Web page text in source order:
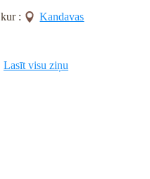
kur :
Kandavas
Lasīt visu ziņu